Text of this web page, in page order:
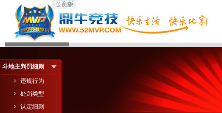
斗地主判罚细则
违规行为
处罚类型
认定细则